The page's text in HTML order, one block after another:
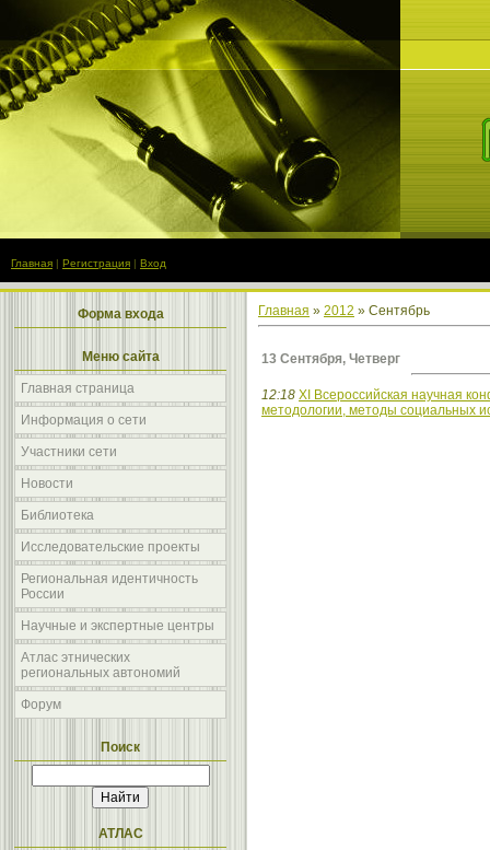
Главная | Регистрация | Вход
Форма входа
Меню сайта
Главная страница
Информация о сети
Участники сети
Новости
Библиотека
Исследовательские проекты
Региональная идентичность
России
Научные и экспертные центры
Атлас этнических
региональных автономий
Форум
Поиск
АТЛАС
Главная » 2012 » Сентябрь
13 Сентября, Четверг
12:18 XI Всероссийская научная
методологии, методы социальных